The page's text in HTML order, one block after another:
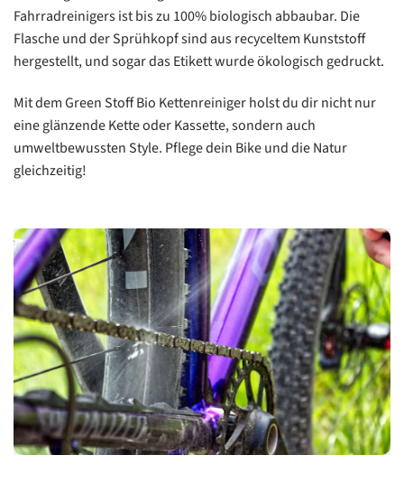
Fahrradreinigers ist bis zu 100% biologisch abbaubar. Die
Flasche und der Sprühkopf sind aus recyceltem Kunststoff
hergestellt, und sogar das Etikett wurde ökologisch gedruckt.
Mit dem Green Stoff Bio Kettenreiniger holst du dir nicht nur
eine glänzende Kette oder Kassette, sondern auch
umweltbewussten Style. Pflege dein Bike und die Natur
gleichzeitig!